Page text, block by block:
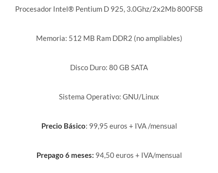
Procesador Intel® Pentium D 925, 3.0Ghz/2x2Mb 800FSB
Memoria: 512 MB Ram DDR2 (no ampliables)
Disco Duro: 80 GB SATA
Sistema Operativo: GNU/Linux
Precio Básico: 99,95 euros + IVA /mensual
Prepago 6 meses: 94,50 euros + IVA/mensual